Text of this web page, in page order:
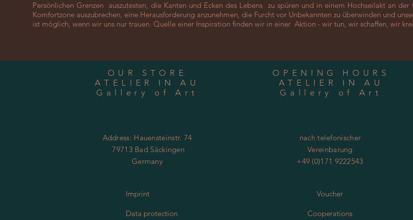
Persönlichen Grenzen auszutesten, die Kanten und Ecken des Lebens zu spüren und in einem Hochseilakt an
Komfortzone auszubrechen, eine Herausforderung anzunehmen, die Furcht vor Unbekannten zu überwinden und
ist möglich, wenn wir uns nur trauen. Quelle einer Inspiration finden wir in einer Aktion - wir tun, wir schaffen, wir
OUR STORE
ATELIER IN AU
Gallery of Art
Address: Hauensteinstr. 74
79713 Bad Säckingen
Germany
Imprint
Data protection
OPENING HOURS
ATELIER IN AU
Gallery of Art
nach telefonischer
Vereinbarung
+49 (0)171 9222543
Voucher
Cooperations